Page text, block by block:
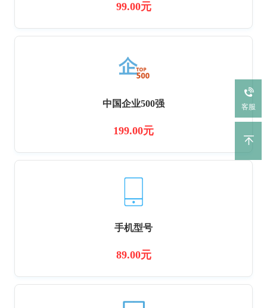
99.00元
中国企业500强
199.00元
手机型号
89.00元
客服